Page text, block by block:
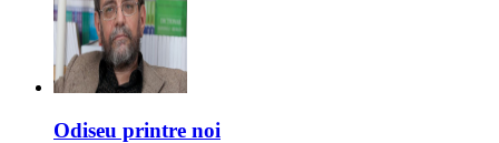
Odiseu printre noi